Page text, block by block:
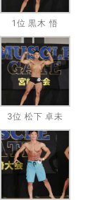
1位 黒木 悟
3位 松下 卓未